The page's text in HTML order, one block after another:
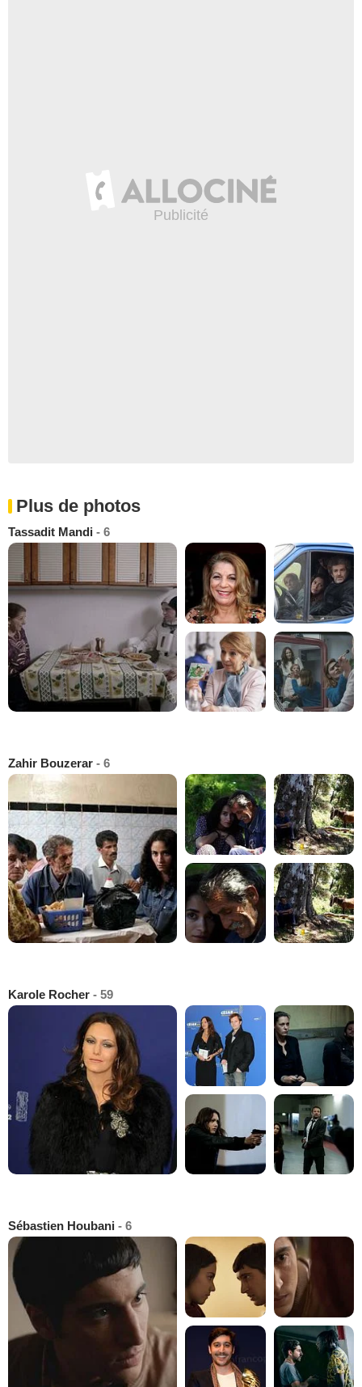
Plus de photos
Tassadit Mandi - 6
Zahir Bouzerar - 6
Karole Rocher - 59
Sébastien Houbani - 6